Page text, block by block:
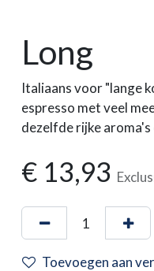
Long
Italiaans voor "lange
espresso met veel
dezelfde rijke
€ 13,93
Toevoegen aan